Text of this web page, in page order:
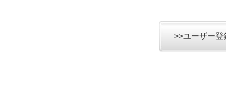
>>ユーザー